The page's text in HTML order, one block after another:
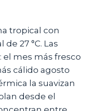
tropical con
27 °C. Las
el mes más fresco
cálido agosto
la suavizan
desde el